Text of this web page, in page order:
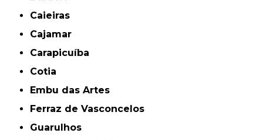
Caieiras
Cajamar
Carapicuíba
Cotia
Embu das Artes
Ferraz de Vasconcelos
Guarulhos